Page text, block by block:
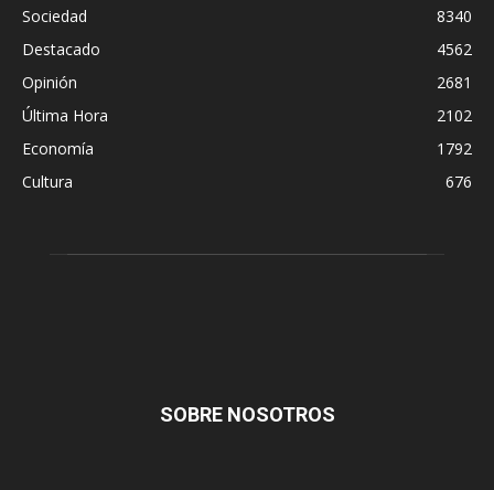
Sociedad
8340
Destacado
4562
Opinión
2681
Última Hora
2102
Economía
1792
Cultura
676
SOBRE NOSOTROS